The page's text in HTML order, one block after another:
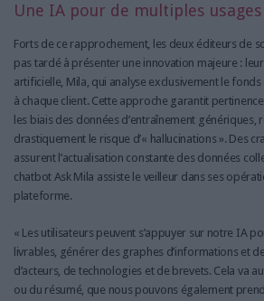
Une IA pour de multiples usages
Forts de ce rapprochement, les deux éditeurs de
pas tardé à présenter une innovation majeure :
artificielle, Mila, qui analyse exclusivement le
à chaque client. Cette approche garantit
les biais des données d’entraînement génériques,
drastiquement le risque d’« hallucinations ». Des
assurent l’actualisation constante des données
chatbot Ask Mila assiste le veilleur dans ses
plateforme.
« Les utilisateurs peuvent s’appuyer sur notre IA
livrables, générer des graphes d’informations et
d’acteurs, de technologies et de brevets. Cela va
ou du résumé, que nous pouvons également